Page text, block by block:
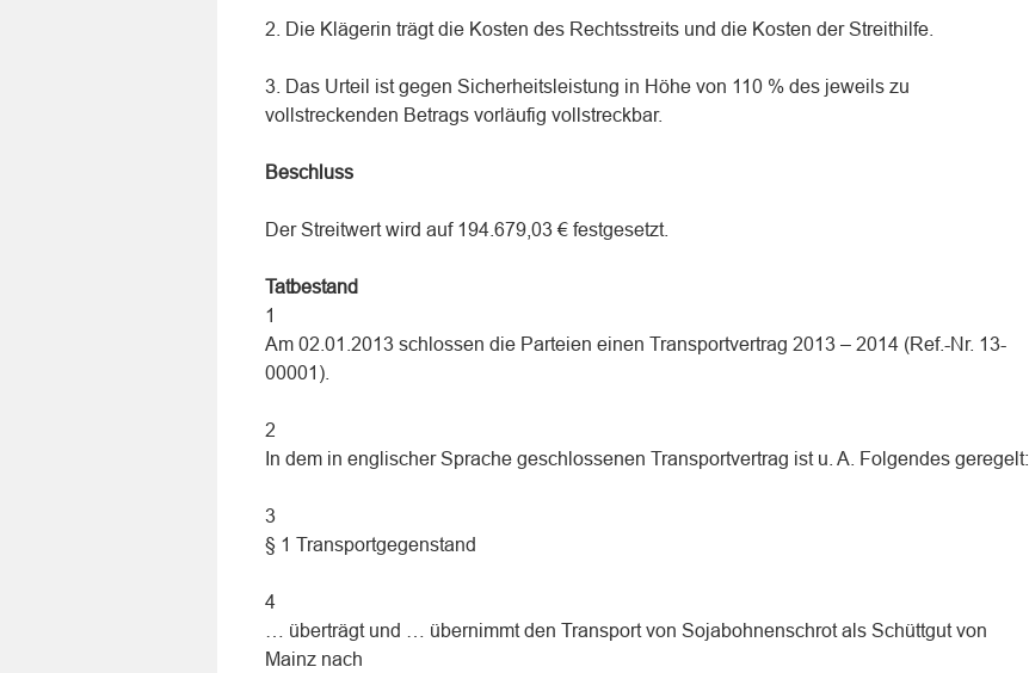
2. Die Klägerin trägt die Kosten des Rechtsstreits und die Kosten der Streithilfe.
3. Das Urteil ist gegen Sicherheitsleistung in Höhe von 110 % des jeweils zu
vollstreckenden Betrags vorläufig vollstreckbar.
Beschluss
Der Streitwert wird auf 194.679,03 € festgesetzt.
Tatbestand
1
Am 02.01.2013 schlossen die Parteien einen Transportvertrag 2013 – 2014 (Ref.-Nr. 13-
00001).
2
In dem in englischer Sprache geschlossenen Transportvertrag ist u. A. Folgendes geregelt:
3
§ 1 Transportgegenstand
4
… überträgt und … übernimmt den Transport von Sojabohnenschrot als Schüttgut von
Mainz nach